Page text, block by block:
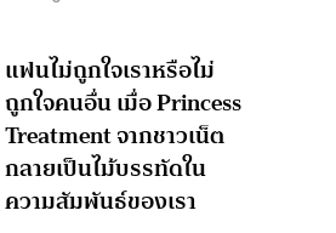
แฟนไม่ถูกใจเราหรือไม่
ถูกใจคนอื่น เมื่อ Princess
Treatment จากชาวเน็ต
กลายเป็นไม้บรรทัดใน
ความสัมพันธ์ของเรา